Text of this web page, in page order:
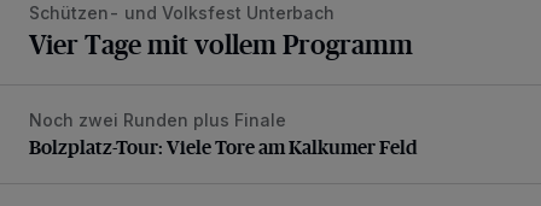
Schützen- und Volksfest Unterbach
Vier Tage mit vollem Programm
Bolzplatz-Tour: Viele Tore am Kalkumer Feld
Noch zwei Runden plus Finale
Bolzplatz-Tour: Viele Tore am Kalkumer Feld